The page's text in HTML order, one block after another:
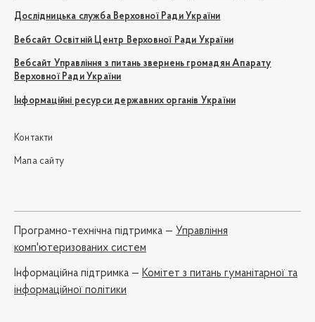
Дослідницька служба Верховної Ради України
Вебсайт Освітній Центр Верховної Ради України
Вебсайт Управління з питань звернень громадян Апарату
Верховної Ради України
Інформаційні ресурси державних органів України
Контакти
Мапа сайту
Програмно-технічна підтримка — Управління
комп'ютеризованих систем
Iнформаційна підтримка — Комітет з питань гуманітарної та
інформаційної політики